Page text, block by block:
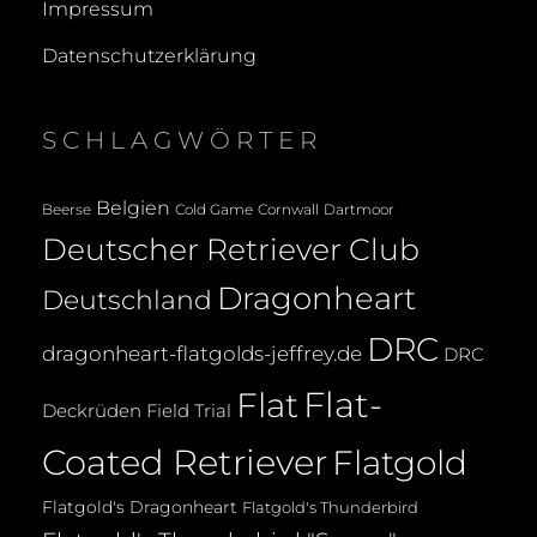
Impressum
Datenschutzerklärung
SCHLAGWÖRTER
Beerse Belgien Cold Game Cornwall Dartmoor
Deutscher Retriever Club
Deutschland Dragonheart
dragonheart-flatgolds-jeffrey.de DRC DRC
Deckrüden Field Trial Flat Flat-
Coated Retriever Flatgold
Flatgold's Dragonheart Flatgold's Thunderbird